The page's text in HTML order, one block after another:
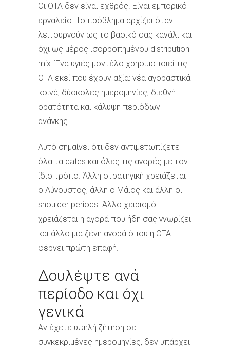
Οι OTA δεν είναι εχθρός. Είναι εμπορικό
εργαλείο. Το πρόβλημα αρχίζει όταν
λειτουργούν ως το βασικό σας κανάλι και
όχι ως μέρος ισορροπημένου distribution
mix. Ένα υγιές μοντέλο χρησιμοποιεί τις
OTA εκεί που έχουν αξία: νέα αγοραστικά
κοινά, δύσκολες ημερομηνίες, διεθνή
ορατότητα και κάλυψη περιόδων
ανάγκης.
Αυτό σημαίνει ότι δεν αντιμετωπίζετε
όλα τα dates και όλες τις αγορές με τον
ίδιο τρόπο. Άλλη στρατηγική χρειάζεται
ο Αύγουστος, άλλη ο Μάιος και άλλη οι
shoulder periods. Άλλο χειρισμό
χρειάζεται η αγορά που ήδη σας γνωρίζει
και άλλο μια ξένη αγορά όπου η OTA
φέρνει πρώτη επαφή.
Δουλέψτε ανά
περίοδο και όχι
γενικά
Αν έχετε υψηλή ζήτηση σε
συγκεκριμένες ημερομηνίες, δεν υπάρχει